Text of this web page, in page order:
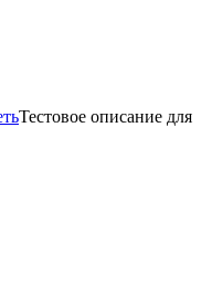
Тестовое описание для